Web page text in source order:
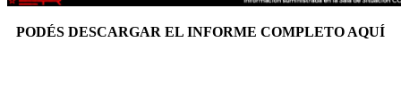
PODÉS DESCARGAR EL INFORME COMPLETO AQUÍ